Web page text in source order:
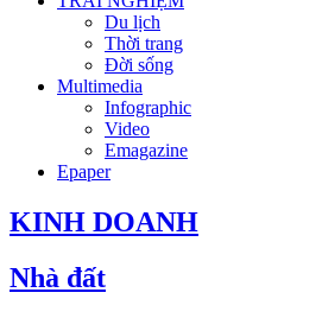
Du lịch
Thời trang
Đời sống
Multimedia
Infographic
Video
Emagazine
Epaper
KINH DOANH
Nhà đất